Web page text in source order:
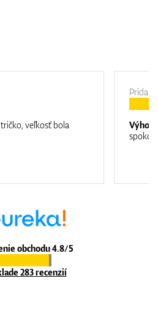
obchodu 4.8/5
283 recenzií
veľkosť bola